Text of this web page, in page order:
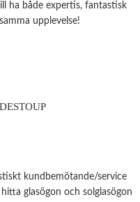
ha både expertis, fantastisk
upplevelse!
kundbemötande/service
glasögon och solglasögon